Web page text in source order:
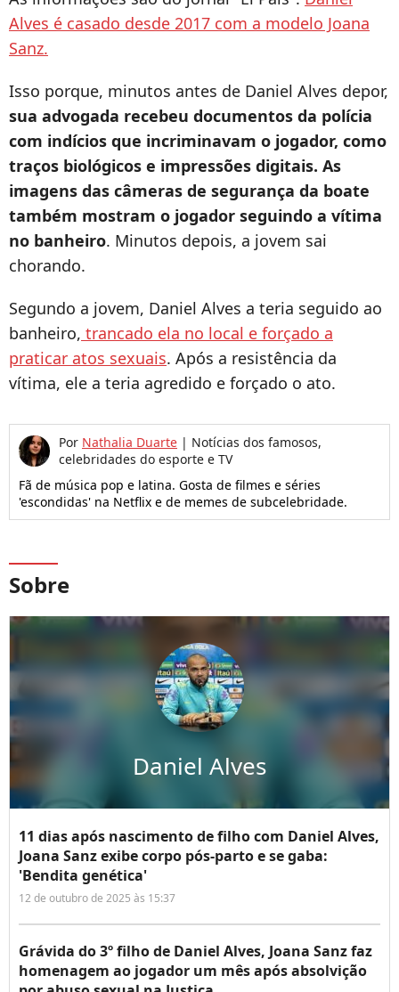
Alves é casado desde 2017 com a modelo Joana
Sanz.
Isso porque, minutos antes de Daniel Alves depor,
sua advogada recebeu documentos da polícia
com indícios que incriminavam o jogador, como
traços biológicos e impressões digitais. As
imagens das câmeras de segurança da boate
também mostram o jogador seguindo a vítima
no banheiro. Minutos depois, a jovem sai
chorando.
Segundo a jovem, Daniel Alves a teria seguido ao
banheiro, trancado ela no local e forçado a
praticar atos sexuais. Após a resistência da
vítima, ele a teria agredido e forçado o ato.
Por Nathalia Duarte | Notícias dos famosos,
celebridades do esporte e TV
Fã de música pop e latina. Gosta de filmes e séries
'escondidas' na Netflix e de memes de subcelebridade.
Sobre
Daniel Alves
11 dias após nascimento de filho com Daniel Alves,
Joana Sanz exibe corpo pós-parto e se gaba:
'Bendita genética'
12 de outubro de 2025 às 15:37
Grávida do 3º filho de Daniel Alves, Joana Sanz faz
homenagem ao jogador um mês após absolvição